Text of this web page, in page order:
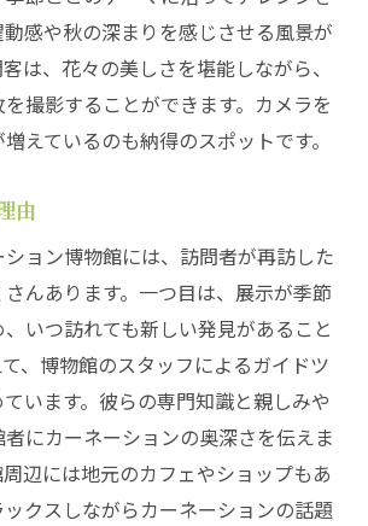
感や秋の深まりを感じさせる風景が
は、花々の美しさを堪能しながら、
撮影することができます。カメラを
えているのも納得のスポットです。
由
ョン博物館には、訪問者が再訪した
んあります。一つ目は、展示が季節
いつ訪れても新しい発見があること
、博物館のスタッフによるガイドツ
います。彼らの専門知識と親しみや
にカーネーションの奥深さを伝えま
辺には地元のカフェやショップもあ
クスしながらカーネーションの話題